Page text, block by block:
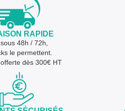
RAPIDE
48h / 72h,
le permettent.
dès 300€ HT